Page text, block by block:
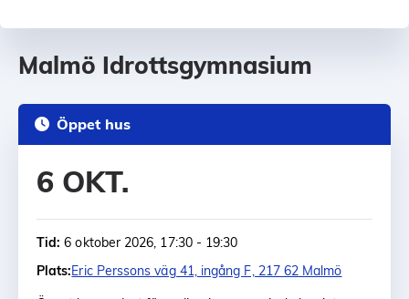
Malmö Idrottsgymnasium
Öppet hus
6 OKT.
Tid: 6 oktober 2026, 17:30 - 19:30
Plats:Eric Perssons väg 41, ingång F, 217 62 Malmö